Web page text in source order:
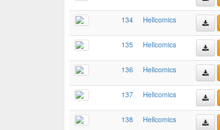
134 Hellcomics
135 Hellcomics
136 Hellcomics
137 Hellcomics
138 Hellcomics